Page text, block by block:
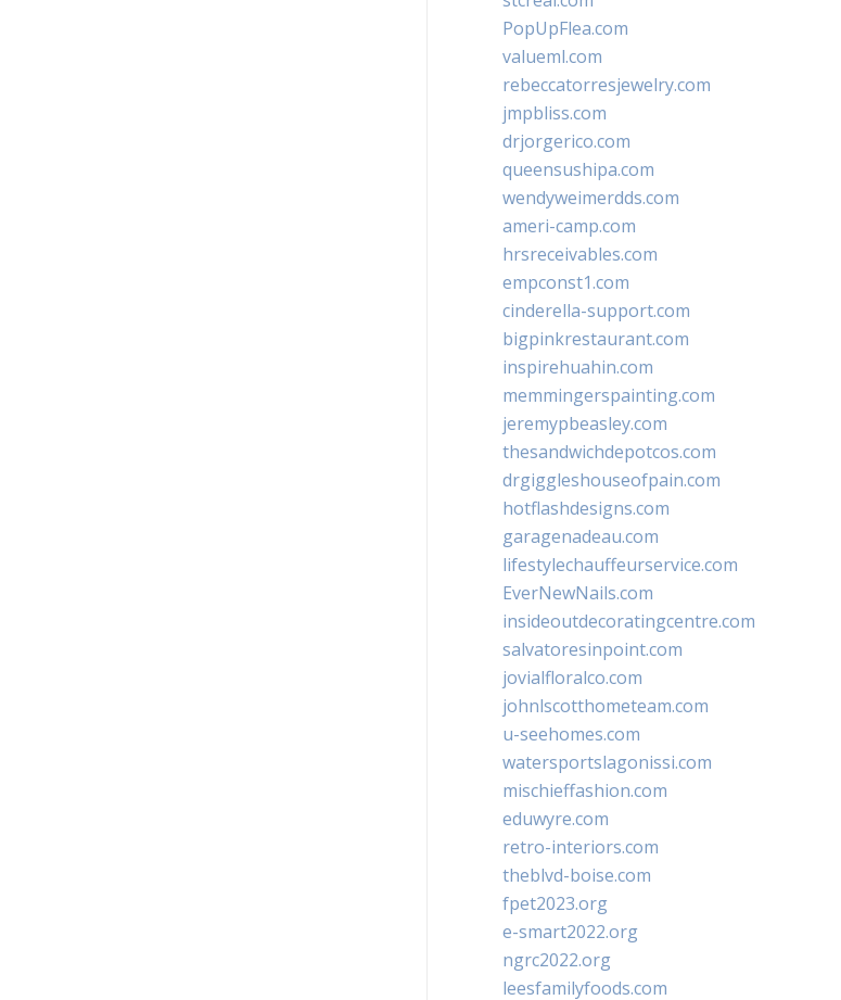
PopUpFlea.com
valueml.com
rebeccatorresjewelry.com
jmpbliss.com
drjorgerico.com
queensushipa.com
wendyweimerdds.com
ameri-camp.com
hrsreceivables.com
empconst1.com
cinderella-support.com
bigpinkrestaurant.com
inspirehuahin.com
memmingerspainting.com
jeremypbeasley.com
thesandwichdepotcos.com
drgiggleshouseofpain.com
hotflashdesigns.com
garagenadeau.com
lifestylechauffeurservice.com
EverNewNails.com
insideoutdecoratingcentre.com
salvatoresinpoint.com
jovialfloralco.com
johnlscotthometeam.com
u-seehomes.com
watersportslagonissi.com
mischieffashion.com
eduwyre.com
retro-interiors.com
theblvd-boise.com
fpet2023.org
e-smart2022.org
ngrc2022.org
leesfamilyfoods.com